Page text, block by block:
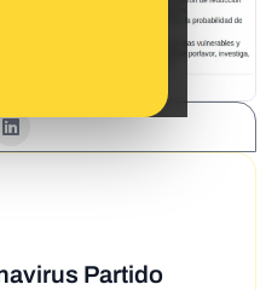
Partido